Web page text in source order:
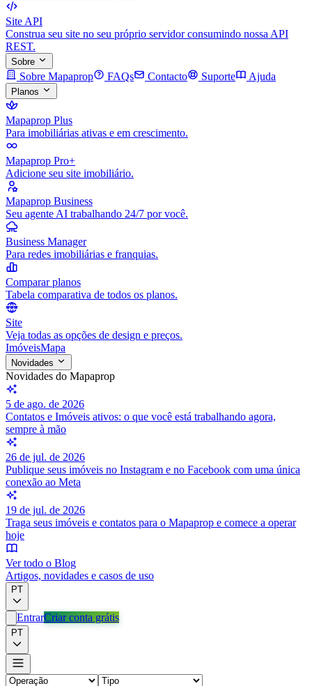
Site API
Construa seu site no seu próprio servidor consumindo nossa API
REST.
Sobre
Sobre Mapaprop FAQs Contacto Suporte Ajuda
Planos
Mapaprop Plus
Para imobiliárias ativas e em crescimento.
Mapaprop Pro+
Adicione seu site imobiliário.
Mapaprop Business
Seu agente AI trabalhando 24/7 por você.
Business Manager
Para redes imobiliárias e franquias.
Comparar planos
Tabela comparativa de todos os planos.
Site
Veja todas as opções de design e preços.
ImóveisMapa
Novidades
Novidades do Mapaprop
5 de ago. de 2026
Contatos e Imóveis ativos: o que você está trabalhando agora,
sempre à mão
26 de jul. de 2026
Publique seus imóveis no Instagram e no Facebook com uma única
conexão ao Meta
19 de jul. de 2026
Traga seus imóveis e contatos para o Mapaprop e comece a operar
hoje
Ver todo o Blog
Artigos, novidades e casos de uso
PT
EntrarCriar conta grátis
PT